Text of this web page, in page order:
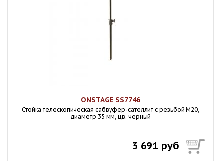
ONSTAGE SS7746
Стойка телескопическая сабвуфер-сателлит с резьбой M20,
диаметр 35 мм, цв. черный
3 691 руб